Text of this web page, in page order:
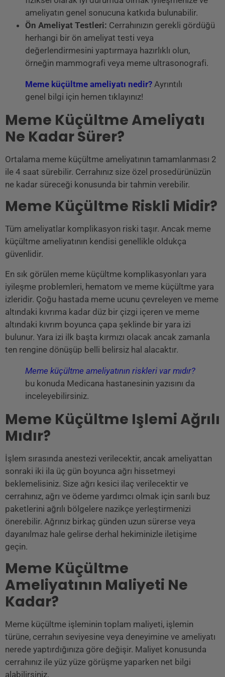
ameliyatın genel sonucuna katkıda bulunabilir.
Ön Ameliyat Testleri: Cerrahınızın gerekli gördüğü
herhangi bir ön ameliyat testi veya
değerlendirmesini yaptırmaya hazırlıklı olun,
örneğin mammografi veya meme ultrasonografi.
Meme küçültme ameliyatı nedir? Ayrıntılı
genel bilgi için hemen tıklayınız!
Meme Küçültme Ameliyatı
Ne Kadar Sürer?
Ortalama meme küçültme ameliyatının tamamlanması 2
ile 4 saat sürebilir. Cerrahınız size özel prosedürünüzün
ne kadar süreceği konusunda bir tahmin verebilir.
Meme Küçültme Riskli Midir?
Tüm ameliyatlar komplikasyon riski taşır. Ancak meme
küçültme ameliyatının kendisi genellikle oldukça
güvenlidir.
En sık görülen meme küçültme komplikasyonları yara
iyileşme problemleri, hematom ve meme küçültme yara
izleridir. Çoğu hastada meme ucunu çevreleyen ve meme
altındaki kıvrıma kadar düz bir çizgi içeren ve meme
altındaki kıvrım boyunca çapa şeklinde bir yara izi
bulunur. Yara izi ilk başta kırmızı olacak ancak zamanla
ten rengine dönüşüp belli belirsiz hal alacaktır.
Meme küçültme ameliyatının riskleri var mıdır?
bu konuda Medicana hastanesinin yazısını da
inceleyebilirsiniz.
Meme Küçültme Işlemi Ağrılı
Mıdır?
İşlem sırasında anestezi verilecektir, ancak ameliyattan
sonraki iki ila üç gün boyunca ağrı hissetmeyi
beklemelisiniz. Size ağrı kesici ilaç verilecektir ve
cerrahınız, ağrı ve ödeme yardımcı olmak için sarılı buz
paketlerini ağrılı bölgelere nazikçe yerleştirmenizi
önerebilir. Ağrınız birkaç günden uzun sürerse veya
dayanılmaz hale gelirse derhal hekiminizle iletişime
geçin.
Meme Küçültme
Ameliyatının Maliyeti Ne
Kadar?
Meme küçültme işleminin toplam maliyeti, işlemin
türüne, cerrahın seviyesine veya deneyimine ve ameliyatı
nerede yaptırdığınıza göre değişir. Maliyet konusunda
cerrahınız ile yüz yüze görüşme yaparken net bilgi
alabilirsiniz.